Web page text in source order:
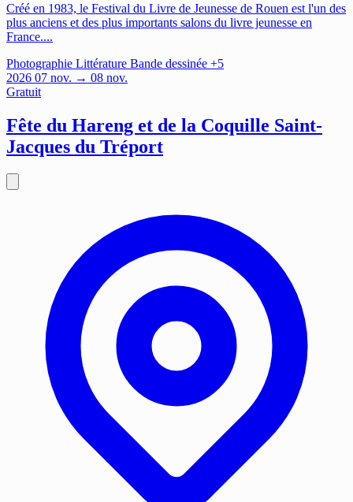
Créé en 1983, le Festival du Livre de Jeunesse de Rouen est l'un des
plus anciens et des plus importants salons du livre jeunesse en
France....
Photographie Littérature Bande dessinée +5
2026 07 nov. → 08 nov.
Gratuit
Fête du Hareng et de la Coquille Saint-
Jacques du Tréport